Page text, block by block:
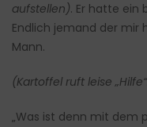
aufstellen). Er hatte ein
Endlich jemand der mir
Mann.
(Kartoffel ruft leise
„Was ist denn mit dem